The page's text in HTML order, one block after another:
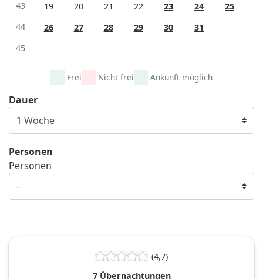
43 19 20 21 22 23 24
25
44
26 27 28 29 30
31
45
Frei Nicht frei Ankunft möglich
Dauer
Personen
Personen
(4,7)
7 Übernachtungen